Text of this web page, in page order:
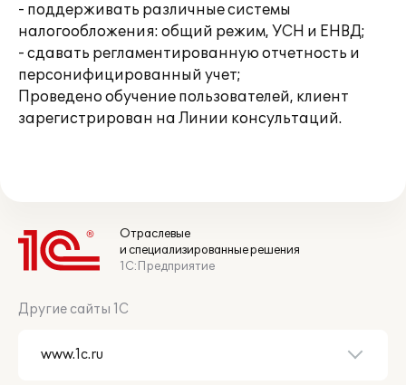
- поддерживать различные системы
налогообложения: общий режим, УСН и ЕНВД;
- сдавать регламентированную отчетность и
персонифицированный учет;
Проведено обучение пользователей, клиент
зарегистрирован на Линии консультаций.
Отраслевые
и специализированные решения
1С:Предприятие
Другие сайты 1С